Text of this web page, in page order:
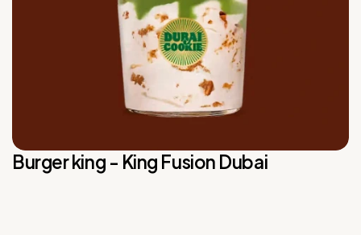
Burger king - King Fusion Dubai